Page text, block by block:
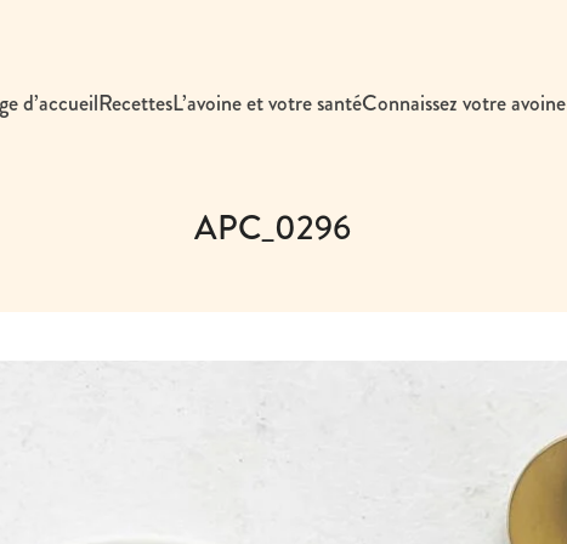
d’accueilRecettesL’avoine et votre santéConnaissez votre avoine
APC_0296